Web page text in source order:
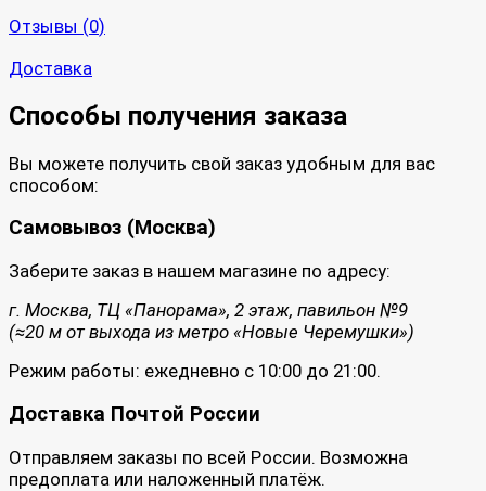
Отзывы (0)
Доставка
Способы получения заказа
Вы можете получить свой заказ удобным для вас
способом:
Самовывоз (Москва)
Заберите заказ в нашем магазине по адресу:
г. Москва, ТЦ «Панорама», 2 этаж, павильон №9
(≈20 м от выхода из метро «Новые Черемушки»)
Режим работы: ежедневно с 10:00 до 21:00.
Доставка Почтой России
Отправляем заказы по всей России. Возможна
предоплата или наложенный платёж.